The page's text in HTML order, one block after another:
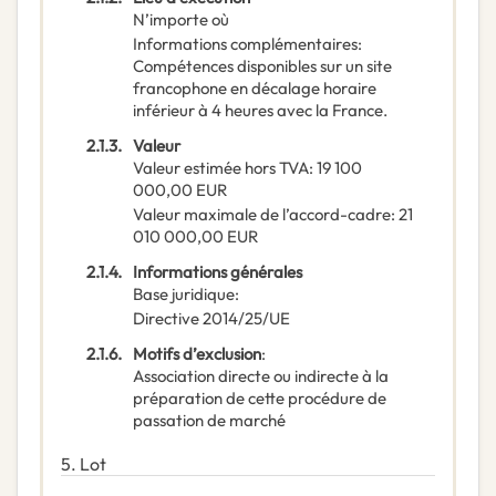
N’importe où
Informations complémentaires:
Compétences disponibles sur un site
francophone en décalage horaire
inférieur à 4 heures avec la France.
2.1.3. Valeur
Valeur estimée hors TVA: 19 100
000,00 EUR
Valeur maximale de l’accord-cadre: 21
010 000,00 EUR
2.1.4. Informations générales
Base juridique:
Directive 2014/25/UE
2.1.6. Motifs d’exclusion:
Association directe ou indirecte à la
préparation de cette procédure de
passation de marché
5. Lot